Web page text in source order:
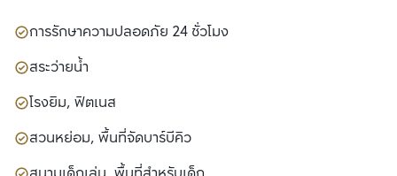
การรักษาความปลอดภัย 24 ชั่วโมง
สระว่ายน้ำ
โรงยิม, ฟิตเนส
สวนหย่อม, พื้นที่จัดบาร์บีคิว